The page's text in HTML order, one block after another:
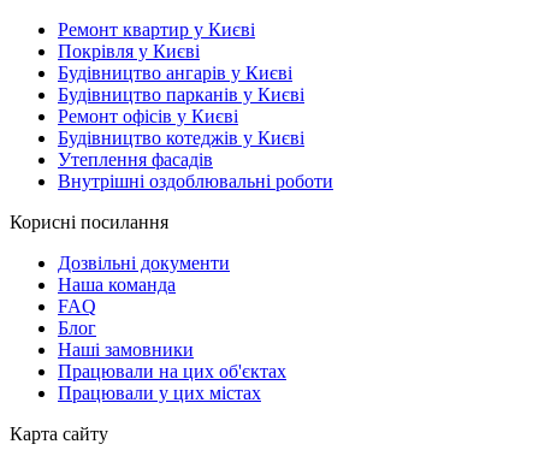
Ремонт квартир у Києві
Покрівля у Києві
Будівництво ангарів у Києві
Будівництво парканів у Києві
Ремонт офісів у Києві
Будівництво котеджів у Києві
Утеплення фасадів
Внутрішні оздоблювальні роботи
Корисні посилання
Дозвільні документи
Наша команда
FAQ
Блог
Наші замовники
Працювали на цих об'єктах
Працювали у цих містах
Карта сайту